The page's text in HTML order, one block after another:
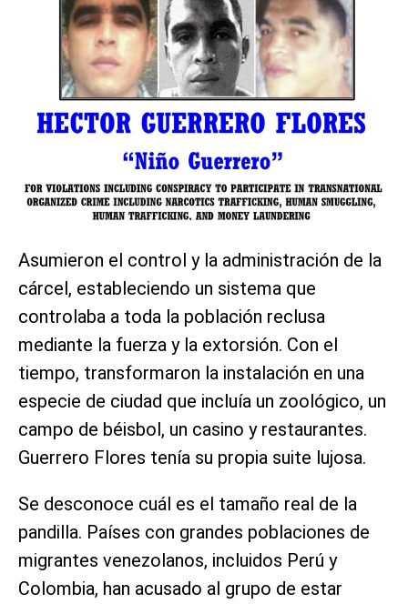
Asumieron el control y la administración de la
cárcel, estableciendo un sistema que
controlaba a toda la población reclusa
mediante la fuerza y la extorsión. Con el
tiempo, transformaron la instalación en una
especie de ciudad que incluía un zoológico, un
campo de béisbol, un casino y restaurantes.
Guerrero Flores tenía su propia suite lujosa.
Se desconoce cuál es el tamaño real de la
pandilla. Países con grandes poblaciones de
migrantes venezolanos, incluidos Perú y
Colombia, han acusado al grupo de estar